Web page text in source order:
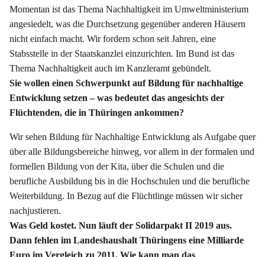
Momentan ist das Thema Nachhaltigkeit im Umweltministerium
angesiedelt, was die Durchsetzung gegenüber anderen Häusern
nicht einfach macht. Wir fordern schon seit Jahren, eine
Stabsstelle in der Staatskanzlei einzurichten. Im Bund ist das
Thema Nachhaltigkeit auch im Kanzleramt gebündelt.
Sie wollen einen Schwerpunkt auf Bildung für nachhaltige
Entwicklung setzen – was bedeutet das angesichts der
Flüchtenden, die in Thüringen ankommen?
Wir sehen Bildung für Nachhaltige Entwicklung als Aufgabe quer
über alle Bildungsbereiche hinweg, vor allem in der formalen und
formellen Bildung von der Kita, über die Schulen und die
berufliche Ausbildung bis in die Hochschulen und die berufliche
Weiterbildung. In Bezug auf die Flüchtlinge müssen wir sicher
nachjustieren.
Was Geld kostet. Nun läuft der Solidarpakt II 2019 aus.
Dann fehlen im Landeshaushalt Thüringens eine Milliarde
Euro im Vergleich zu 2011. Wie kann man das